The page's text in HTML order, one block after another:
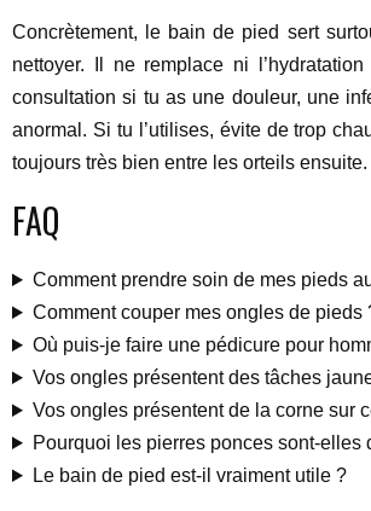
Concrètement, le bain de pied sert
nettoyer. Il ne remplace ni
consultation si tu as une douleur, une
anormal. Si tu l’utilises, évite de trop
toujours très bien entre les orteils ensuite.
FAQ
Comment prendre soin de mes pieds
Comment couper mes ongles de pieds
Où puis-je faire une pédicure pour
Vos ongles présentent des tâches
Vos ongles présentent de la corne sur
Pourquoi les pierres ponces sont-elles
Le bain de pied est-il vraiment utile ?